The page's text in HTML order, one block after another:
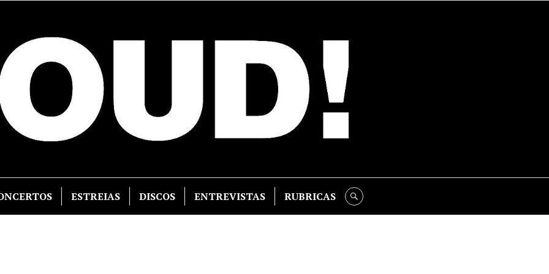
ESTREIAS DISCOS ENTREVISTAS RUBRICAS SEARCH